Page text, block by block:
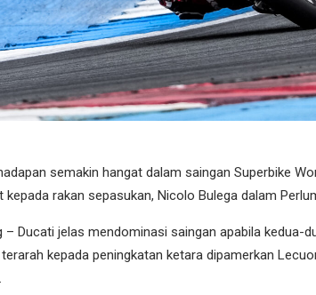
semakin hangat dalam saingan Superbike
rakan sepasukan, Nicolo Bulega dalam
– Ducati jelas mendominasi saingan apabila kedua-
kepada peningkatan ketara dipamerkan